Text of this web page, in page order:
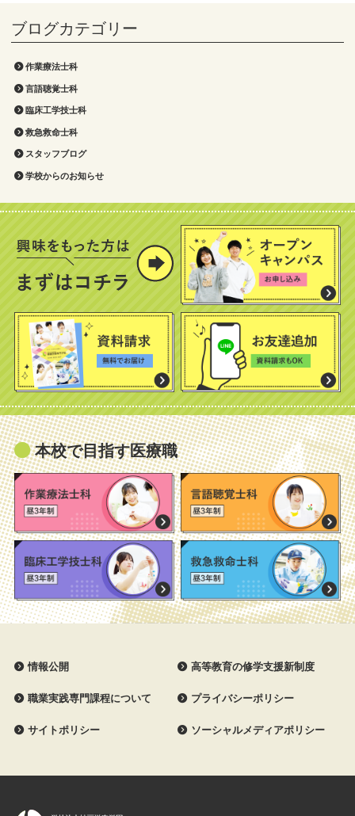
作業療法士科
言語聴覚士科
臨床工学技士科
救急救命士科
スタッフブログ
学校からのお知らせ
本校で目指す医療職
情報公開 高等教育の修学支援新制度
職業実践専門課程について プライバシーポリシー
サイトポリシー ソーシャルメディアポリシー